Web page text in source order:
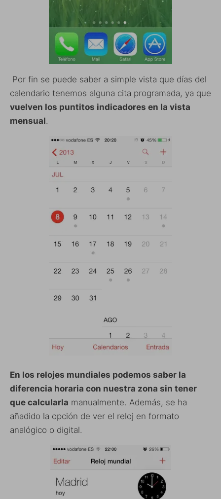
Por fin se puede saber a simple vista que días del
calendario tenemos alguna cita programada, ya que
vuelven los puntitos indicadores en la vista
mensual.
En los relojes mundiales podemos saber la
diferencia horaria con nuestra zona sin tener
que calcularla manualmente. Además, se ha
añadido la opción de ver el reloj en formato
analógico o digital.